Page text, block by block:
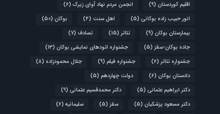
اقلیم کوردستان (9) انجمن مردم نهاد آوای زیرک (6)
انور حبیب زاده بوکانی (5) اهل سنت (4) بوکان (50)
بیمارستان بوکان (9) تئاتر (15) تصادف (7)
جاده بوکان-سقز (5) جشنواره اتودهای نمایشی بوکان (13)
جشنواره تئاتر (6) جشنواره فیلم (9) جلال محمودزاده (8)
دادستان بوکان (6) دولت چهاردهم (5)
دکتر ابراهیم عثمانی (5) دکتر محمدقسیم عثمانی (9)
دکتر مسعود پزشکیان (5) سقز (5) سلیمانیه (6)